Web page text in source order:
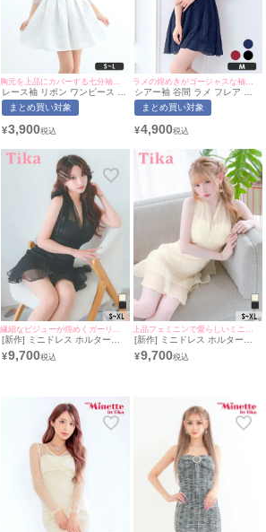
胸元を上品にカバーする七分袖デザイン♪
レース袖 リボン ワンピース フ
レア ミニドレス (らな着用/S~L
サイズ対応) | myMinette/マイ
まとめ買い対象
¥3,900
ラメの煌めきがゴージャスな袖ありドレス♡
シアー袖 谷間 ラメ フレア ミ
ニドレス (せいせい着用/Mサイ
ズ対応) | myMinette/マイミネ
まとめ買い対象
¥4,900
[新作] ミニドレス ホルターネ
ック 谷間 シースルー キラキラ
ビジュー 背中魅せ チュール バ
¥9,700
[新作] ミニドレス ホルターネ
ック 谷間 シースルー キラキラ
ビジュー 背中魅せ チュール バ
¥9,700